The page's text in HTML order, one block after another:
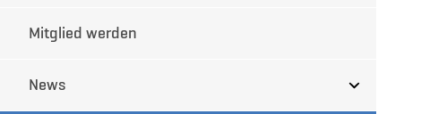
Mitglied werden
News